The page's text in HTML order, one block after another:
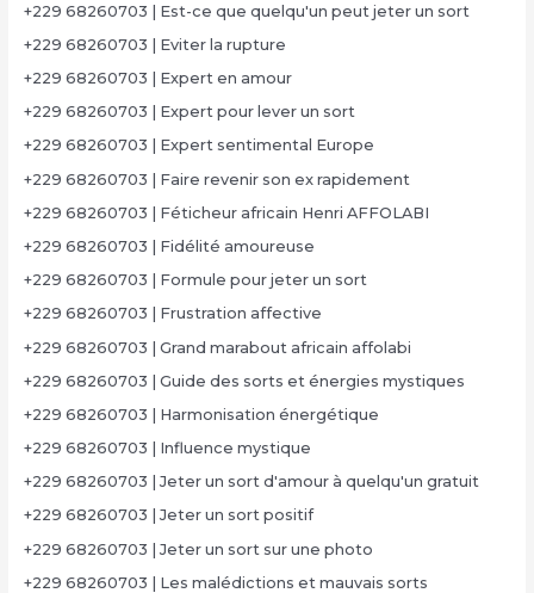
+229 68260703 | Est-ce que quelqu'un peut jeter un sort
+229 68260703 | Eviter la rupture
+229 68260703 | Expert en amour
+229 68260703 | Expert pour lever un sort
+229 68260703 | Expert sentimental Europe
+229 68260703 | Faire revenir son ex rapidement
+229 68260703 | Féticheur africain Henri AFFOLABI
+229 68260703 | Fidélité amoureuse
+229 68260703 | Formule pour jeter un sort
+229 68260703 | Frustration affective
+229 68260703 | Grand marabout africain affolabi
+229 68260703 | Guide des sorts et énergies mystiques
+229 68260703 | Harmonisation énergétique
+229 68260703 | Influence mystique
+229 68260703 | Jeter un sort d'amour à quelqu'un gratuit
+229 68260703 | Jeter un sort positif
+229 68260703 | Jeter un sort sur une photo
+229 68260703 | Les malédictions et mauvais sorts